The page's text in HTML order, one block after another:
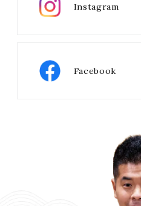
Instagram
Facebook